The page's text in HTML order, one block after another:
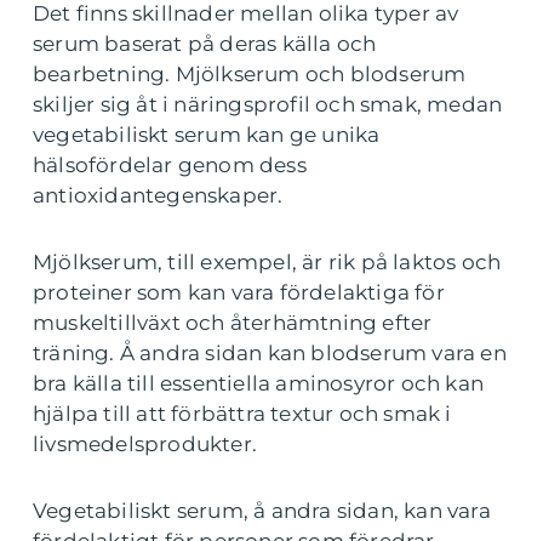
Det finns skillnader mellan olika typer av
serum baserat på deras källa och
bearbetning. Mjölkserum och blodserum
skiljer sig åt i näringsprofil och smak, medan
vegetabiliskt serum kan ge unika
hälsofördelar genom dess
antioxidantegenskaper.
Mjölkserum, till exempel, är rik på laktos och
proteiner som kan vara fördelaktiga för
muskeltillväxt och återhämtning efter
träning. Å andra sidan kan blodserum vara en
bra källa till essentiella aminosyror och kan
hjälpa till att förbättra textur och smak i
livsmedelsprodukter.
Vegetabiliskt serum, å andra sidan, kan vara